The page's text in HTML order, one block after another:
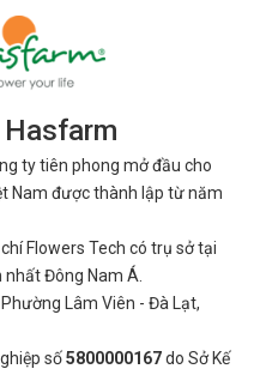
ty tiên phong mở đầu cho
Nam được thành lập từ năm
Flowers Tech có trụ sở tại
Đông Nam Á.
Lâm Viên - Đà Lạt,
số5800000167do Sở Kế